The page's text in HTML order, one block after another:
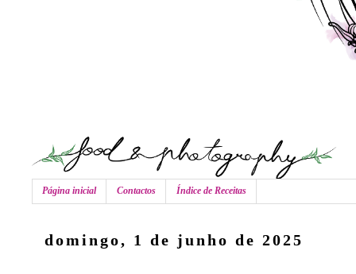
Página inicial Contactos Índice de Receitas
domingo, 1 de junho de 2025